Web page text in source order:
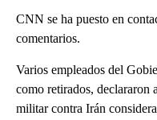
CNN se ha puesto en
comentarios.
Varios empleados del
como retirados, declararon
militar contra Irán